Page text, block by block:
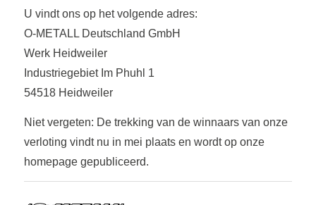
U vindt ons op het volgende adres:
O-METALL Deutschland GmbH
Werk Heidweiler
Industriegebiet Im Phuhl 1
54518 Heidweiler
Niet vergeten: De trekking van de winnaars van onze
verloting vindt nu in mei plaats en wordt op onze
homepage gepubliceerd.